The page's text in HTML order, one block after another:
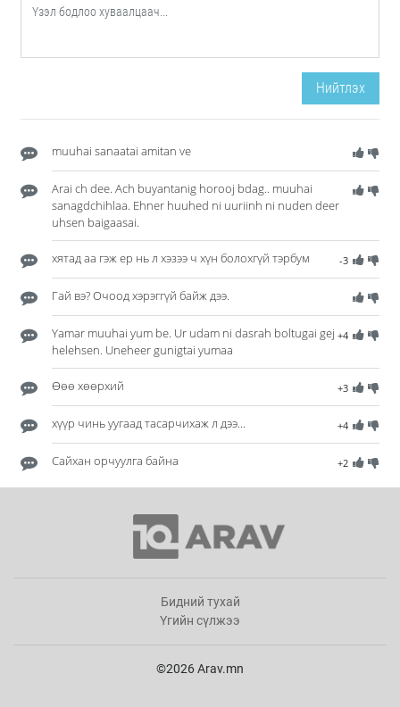
Нийтлэх
muuhai sanaatai amitan ve
Arai ch dee. Ach buyantanig horooj bdag.. muuhai
sanagdchihlaa. Ehner huuhed ni uuriinh ni nuden deer
uhsen baigaasai.
-3
хятад аа гэж ер нь л хэзээ ч хүн болохгүй тэрбум
Гай вэ? Очоод хэрэггүй байж дээ.
+4
Yamar muuhai yum be. Ur udam ni dasrah boltugai gej
helehsen. Uneheer gunigtai yumaa
+3
Өөө хөөрхий
+4
хүүр чинь уугаад тасарчихаж л дээ...
+2
Сайхан орчуулга байна
Бидний тухай
Үгийн сүлжээ
©2026 Arav.mn